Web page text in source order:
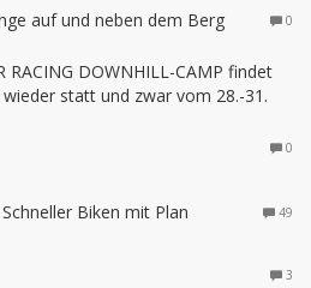
auf und neben dem Berg 0
RACING DOWNHILL-CAMP findet
wieder statt und zwar vom 28.-31.
0
Biken mit Plan 49
3